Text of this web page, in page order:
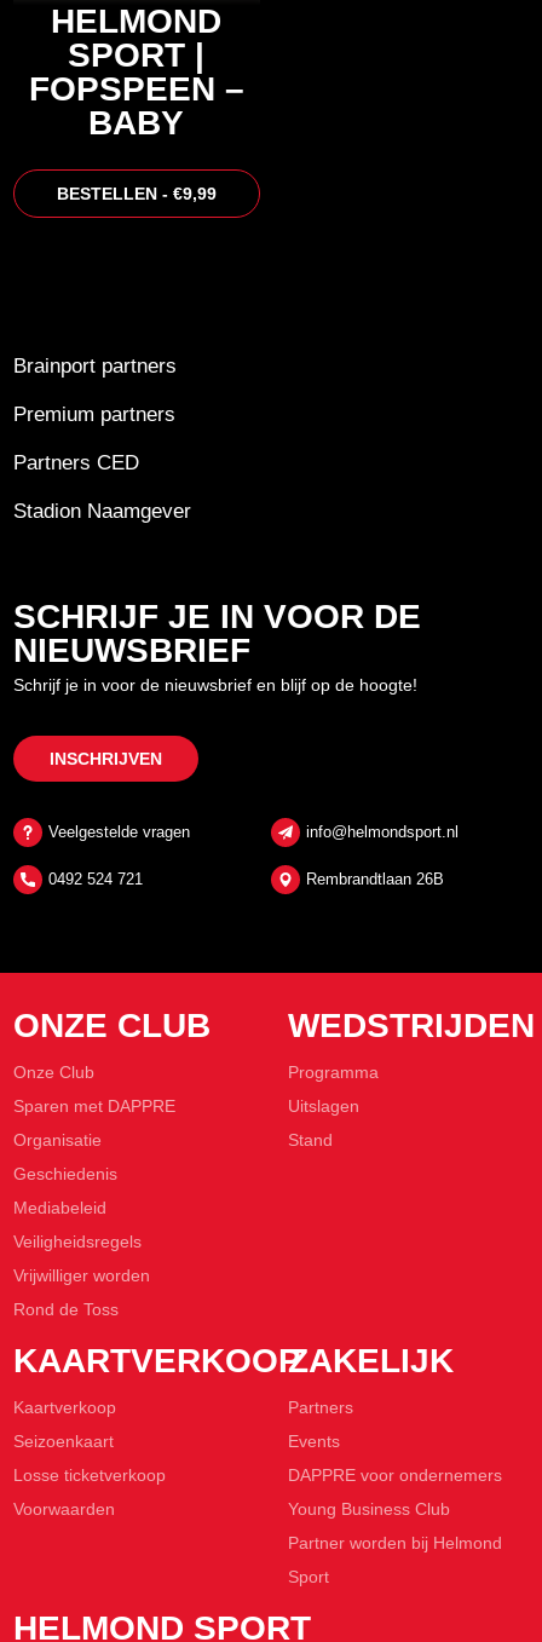
HELMOND
SPORT |
FOPSPEEN –
BABY
BESTELLEN - €9,99
Brainport partners
Premium partners
Partners CED
Stadion Naamgever
SCHRIJF JE IN VOOR DE
NIEUWSBRIEF
Schrijf je in voor de nieuwsbrief en blijf op de hoogte!
INSCHRIJVEN
Veelgestelde vragen info@helmondsport.nl
0492 524 721 Rembrandtlaan 26B
ONZE CLUB
Onze Club
Sparen met DAPPRE
Organisatie
Geschiedenis
Mediabeleid
Veiligheidsregels
Vrijwilliger worden
Rond de Toss
WEDSTRIJDEN
Programma
Uitslagen
Stand
KAARTVERKOOP
Kaartverkoop
Seizoenkaart
Losse ticketverkoop
Voorwaarden
ZAKELIJK
Partners
Events
DAPPRE voor ondernemers
Young Business Club
Partner worden bij Helmond
Sport
HELMOND SPORT